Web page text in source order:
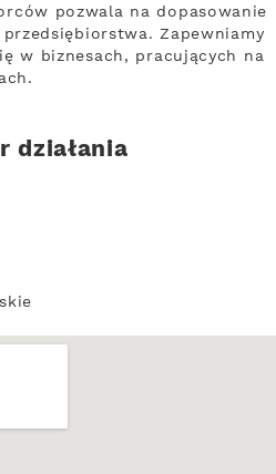
pozwala na dopasowanie
Zapewniamy
w biznesach, pracujących na
działania